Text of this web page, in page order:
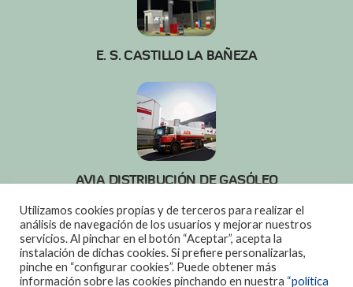
E. S. CASTILLO LA BAÑEZA
AVIA DISTRIBUCIÓN DE GASÓLEO
FACEBOOK
X LINKEDIN
YOUTUBE
INSTAGRAM
PINTEREST
Utilizamos cookies propias y de terceros para realizar el
análisis de navegación de los usuarios y mejorar nuestros
servicios. Al pinchar en el botón “Aceptar”, acepta la
instalación de dichas cookies. Si prefiere personalizarlas,
pinche en “configurar cookies”. Puede obtener más
información sobre las cookies pinchando en nuestra “política